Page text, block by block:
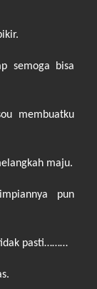
semoga bisa
membuatku
maju.
pun
pasti………